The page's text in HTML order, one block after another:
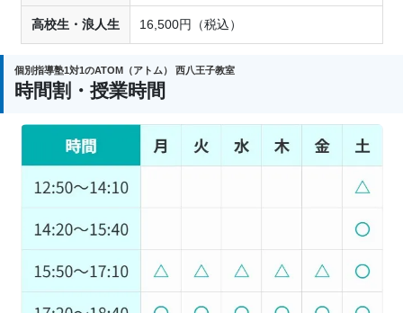
高校生・浪人生 16,500円（税込）
個別指導塾1対1のATOM（アトム） 西八王子教室
時間割・授業時間